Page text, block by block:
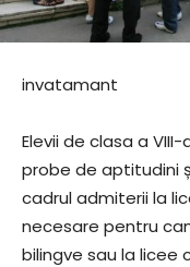
invatamant
Elevii de clasa a
probe de aptitudini
cadrul admiterii la
necesare pentru
bilingve sau la licee